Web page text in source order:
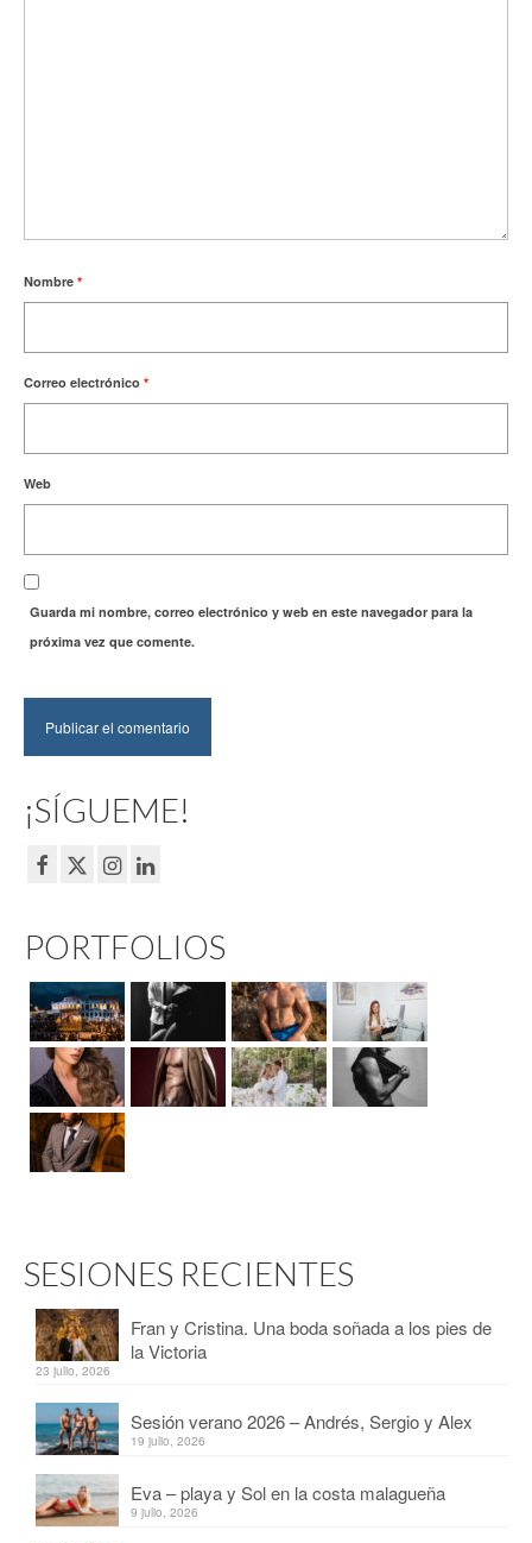
Nombre *
Correo electrónico *
Web
Guarda mi nombre, correo electrónico y web en este navegador para la
próxima vez que comente.
¡SÍGUEME!
PORTFOLIOS
SESIONES RECIENTES
Fran y Cristina. Una boda soñada a los pies de
la Victoria
23 julio, 2026
Sesión verano 2026 – Andrés, Sergio y Alex
19 julio, 2026
Eva – playa y Sol en la costa malagueña
9 julio, 2026